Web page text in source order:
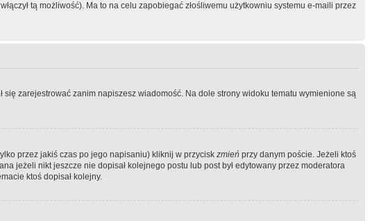
tą możliwość). Ma to na celu zapobiegać złośliwemu użytkowniu systemu e-maili przez
zarejestrować zanim napiszesz wiadomość. Na dole strony widoku tematu wymienione są
przez jakiś czas po jego napisaniu) kliknij w przycisk zmień przy danym poście. Jeżeli ktoś
jeżeli nikt jeszcze nie dopisał kolejnego postu lub post był edytowany przez moderatora
ktoś dopisał kolejny.